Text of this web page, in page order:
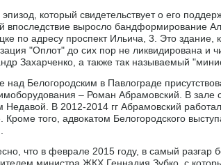
эпизод, который свидетельствует о его
впоследствие выросло бандформирование
по адресу проспект Ильича, 3. Это
"Оплот" до сих пор не ликвидирована и
Захарченко, а также так называемый
над Белогородским в Павлограде
– Роман Абрамовский. В
Недавой. В 2012-2014 гг Абрамовский
Кроме того, адвокатом Белогородского
что в феврале 2015 году, в самый
министра ЖКХ Геннадия Зубко, с